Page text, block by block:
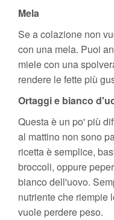
Mela
Se a colazione non
con una mela. Puoi
miele con una
rendere le fette più
Ortaggi e bianco
Questa è un po' più
al mattino non sono
ricetta è semplice,
broccoli, oppure
bianco dell'uovo.
nutriente che riempie
vuole perdere peso.